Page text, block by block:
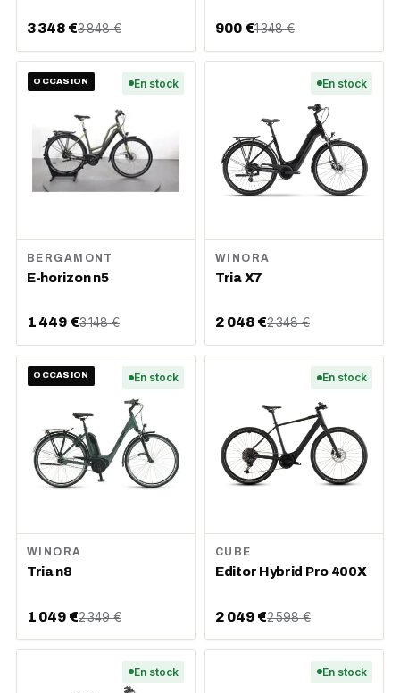
3 348 €3 848 € 900 €1 348 €
OCCASION En stock
BERGAMONT
E-horizon n5
1 449 €3 148 €
En stock
WINORA
Tria X7
2 048 €2 348 €
OCCASION En stock
WINORA
Tria n8
1 049 €2 349 €
En stock
CUBE
Editor Hybrid Pro 400X
2 049 €2 598 €
En stock En stock